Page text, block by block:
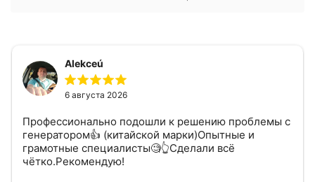
Alekceú
6 августа 2026
Профессионально подошли к решению проблемы с
генератором👍 (китайской марки)Опытные и
грамотные специалисты🧐👆Сделали всё
чётко.Рекомендую!